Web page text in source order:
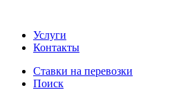
Услуги
Контакты
Ставки на перевозки
Поиск